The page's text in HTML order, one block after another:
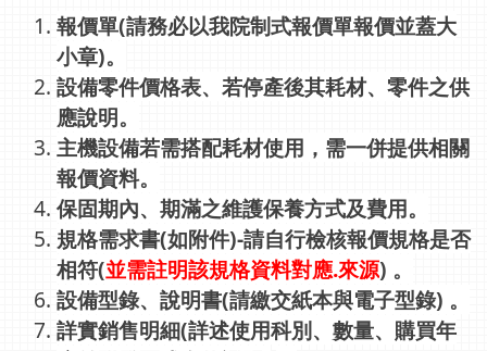
報價單(請務必以我院制式報價單報價並蓋大
小章)。
設備零件價格表、若停產後其耗材、零件之供
應說明。
主機設備若需搭配耗材使用，需一併提供相關
報價資料。
保固期內、期滿之維護保養方式及費用。
規格需求書(如附件)-請自行檢核報價規格是否
相符(並需註明該規格資料對應.來源) 。
設備型錄、說明書(請繳交紙本與電子型錄) 。
詳實銷售明細(詳述使用科別、數量、購買年